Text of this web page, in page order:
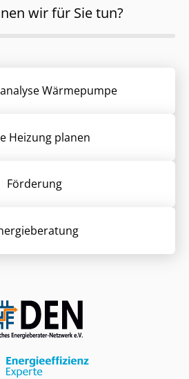
wir für Sie tun?
Wärmepumpe
Heizung planen
Förderung